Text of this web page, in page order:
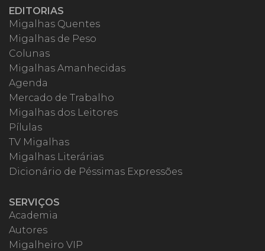
EDITORIAS
Migalhas Quentes
Migalhas de Peso
Colunas
Migalhas Amanhecidas
Agenda
Mercado de Trabalho
Migalhas dos Leitores
Pílulas
TV Migalhas
Migalhas Literárias
Dicionário de Péssimas Expressões
SERVIÇOS
Academia
Autores
Migalheiro VIP